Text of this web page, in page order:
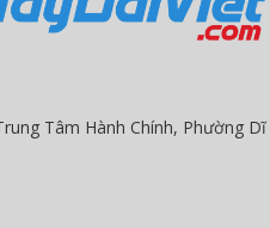
Tâm Hành Chính, Phường Dĩ